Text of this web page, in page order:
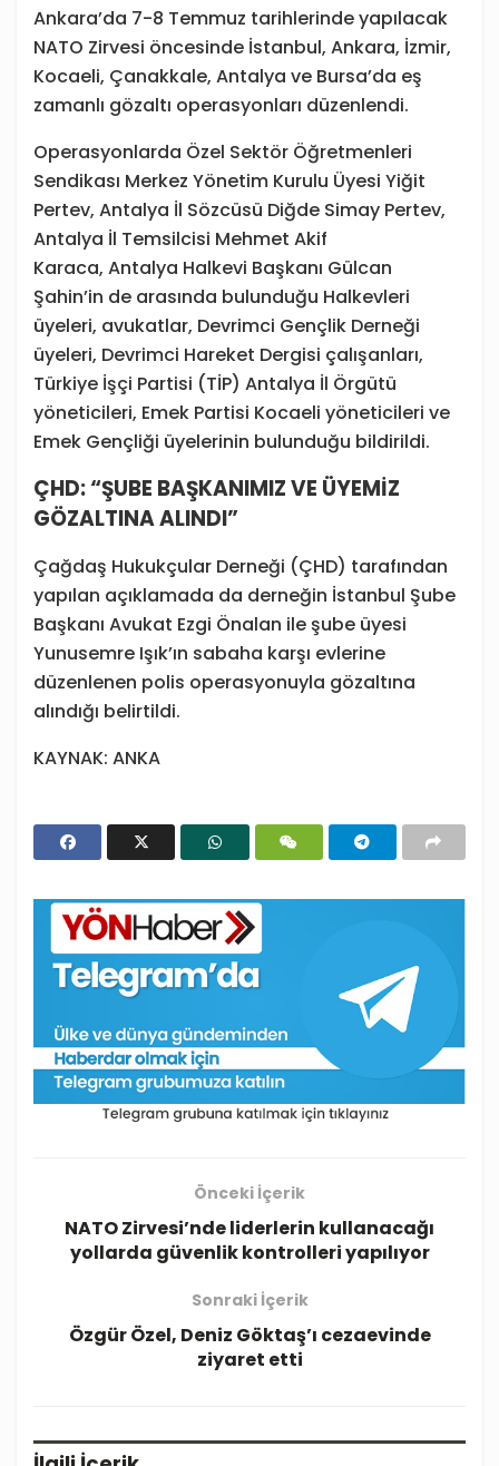
Ankara’da 7-8 Temmuz tarihlerinde yapılacak
NATO Zirvesi öncesinde İstanbul, Ankara, İzmir,
Kocaeli, Çanakkale, Antalya ve Bursa’da eş
zamanlı gözaltı operasyonları düzenlendi.
Operasyonlarda Özel Sektör Öğretmenleri
Sendikası Merkez Yönetim Kurulu Üyesi Yiğit
Pertev, Antalya İl Sözcüsü Diğde Simay Pertev,
Antalya İl Temsilcisi Mehmet Akif
Karaca, Antalya Halkevi Başkanı Gülcan
Şahin’in de arasında bulunduğu Halkevleri
üyeleri, avukatlar, Devrimci Gençlik Derneği
üyeleri, Devrimci Hareket Dergisi çalışanları,
Türkiye İşçi Partisi (TİP) Antalya İl Örgütü
yöneticileri, Emek Partisi Kocaeli yöneticileri ve
Emek Gençliği üyelerinin bulunduğu bildirildi.
ÇHD: “ŞUBE BAŞKANIMIZ VE ÜYEMİZ
GÖZALTINA ALINDI”
Çağdaş Hukukçular Derneği (ÇHD) tarafından
yapılan açıklamada da derneğin İstanbul Şube
Başkanı Avukat Ezgi Önalan ile şube üyesi
Yunusemre Işık’ın sabaha karşı evlerine
düzenlenen polis operasyonuyla gözaltına
alındığı belirtildi.
KAYNAK: ANKA
Önceki İçerik
NATO Zirvesi’nde liderlerin kullanacağı
yollarda güvenlik kontrolleri yapılıyor
Sonraki İçerik
Özgür Özel, Deniz Göktaş’ı cezaevinde
ziyaret etti